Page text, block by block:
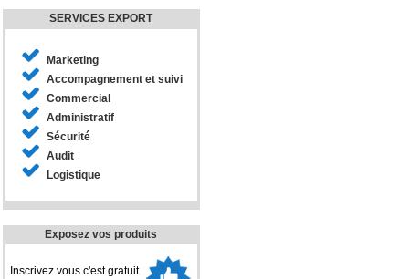
SERVICES EXPORT
Marketing
Accompagnement et suivi
Commercial
Administratif
Sécurité
Audit
Logistique
Exposez vos produits
Inscrivez vous c'est gratuit